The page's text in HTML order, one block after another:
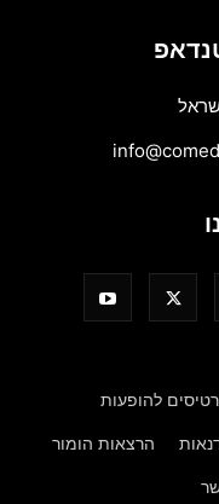
להופעות
הרצאות הומור